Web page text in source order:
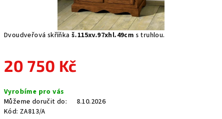
Dvoudveřová skříňka š.115xv.97xhl.49cm s truhlou.
20 750 Kč
cena:
Vyrobíme pro vás
Můžeme doručit do:
8.10.2026
Kód: ZA813/A